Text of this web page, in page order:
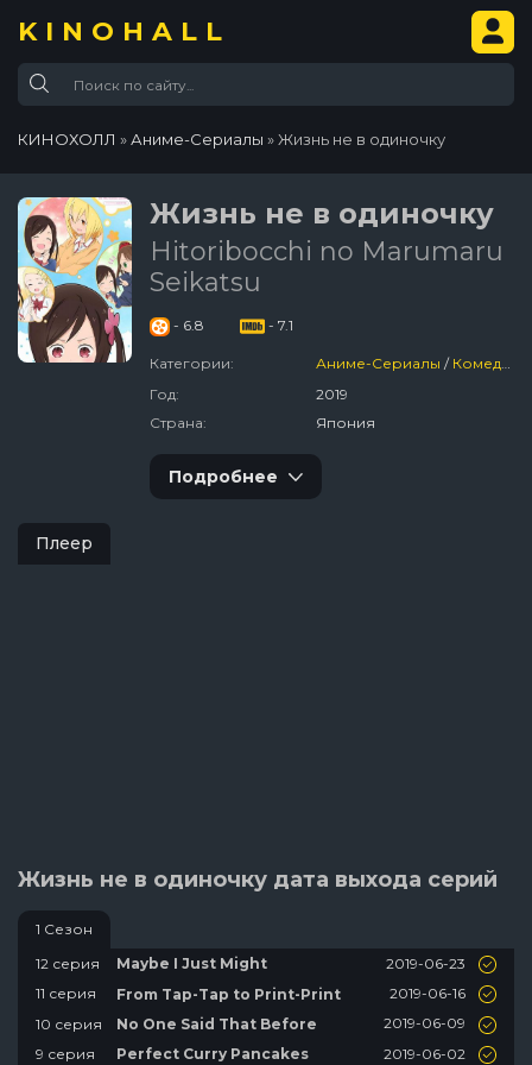
KINOHALL
КИНОХОЛЛ »Аниме-Сериалы » Жизнь не в одиночку
Жизнь не в одиночку
Hitoribocchi no Marumaru
Seikatsu
- 6.8 - 7.1
Категории: Аниме-Сериалы / Комедия
Год:
2019
Страна:
Япония
Подробнее
Плеер
Жизнь не в одиночку дата выхода серий
1 Сезон
12 серия
Maybe I Just Might
2019-06-23
11 серия
From Tap-Tap to Print-Print
2019-06-16
10 серия
No One Said That Before
2019-06-09
9 серия
Perfect Curry Pancakes
2019-06-02